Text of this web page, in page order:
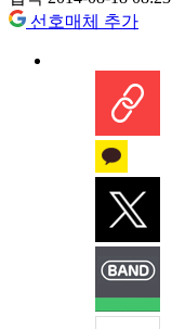
선호매체 추가